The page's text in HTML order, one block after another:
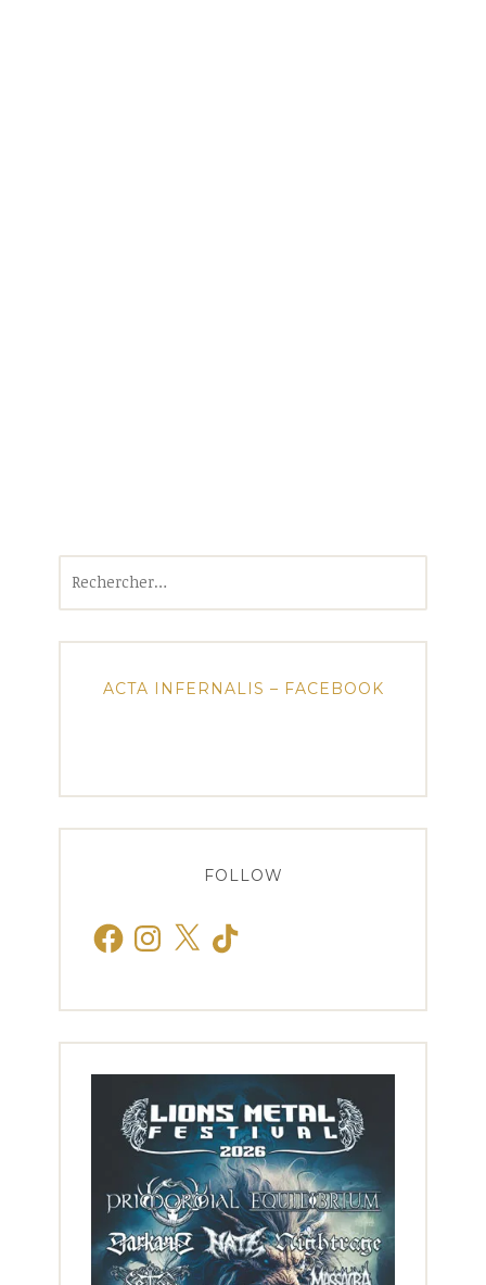
ACTA INFERNALIS – FACEBOOK
FOLLOW
FacebookInstagram
X TikTok